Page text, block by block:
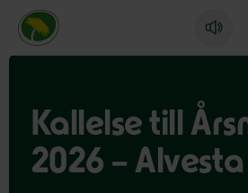
Miljöpartiet de gröna, startsida
Kallelse till
2026 – Alvesta